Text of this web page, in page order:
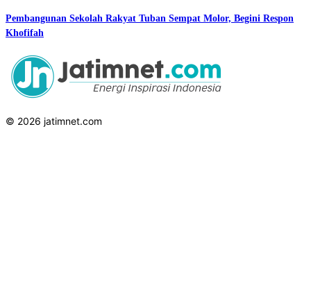
Pembangunan Sekolah Rakyat Tuban Sempat Molor, Begini Respon
Khofifah
© 2026 jatimnet.com